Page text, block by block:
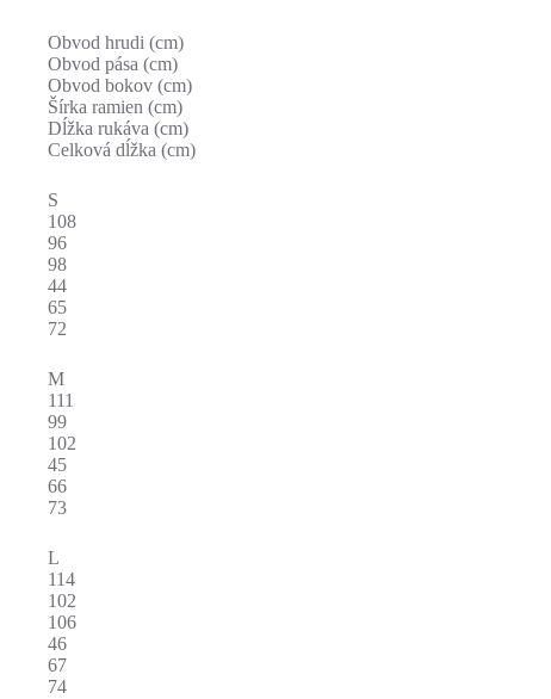
Obvod hrudi (cm)
Obvod pása (cm)
Obvod bokov (cm)
Šírka ramien (cm)
Dĺžka rukáva (cm)
Celková dĺžka (cm)
S
108
96
98
44
65
72
M
111
99
102
45
66
73
L
114
102
106
46
67
74